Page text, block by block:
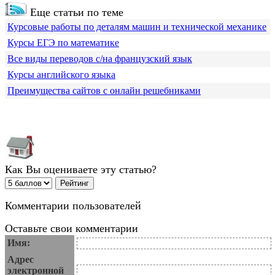
Еще статьи по теме
Курсовые работы по деталям машин и технической механике
Курсы ЕГЭ по математике
Все виды переводов с/на французский язык
Курсы английского языка
Преимущества сайтов с онлайн решебниками
Как Вы оцениваете эту статью?
Комментарии пользователей
Оставьте свои комментарии
Имя:
Адрес
электронной